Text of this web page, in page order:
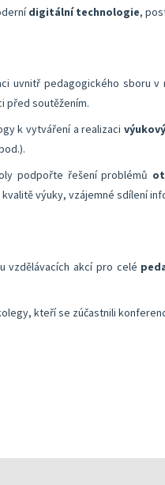
digitální technologie,
uvnitř pedagogického sboru v
před soutěžením.
k vytváření a realizaci
podpořte řešení problémů
výuky, vzájemné sdílení
vzdělávacích akcí pro celé
kteří se zúčastnili